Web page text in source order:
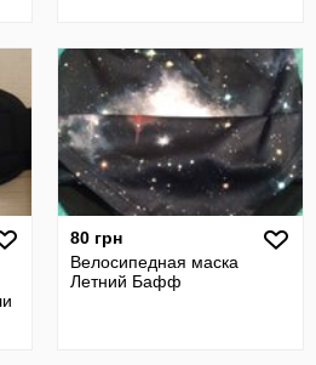
80 грн
Велосипедная маска
Летний Бафф